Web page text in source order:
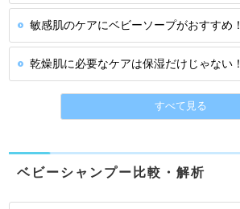
敏感肌のケアにベビーソープがおすすめ！
乾燥肌に必要なケアは保湿だけじゃない！
すべて見る
ベビーシャンプー比較・解析